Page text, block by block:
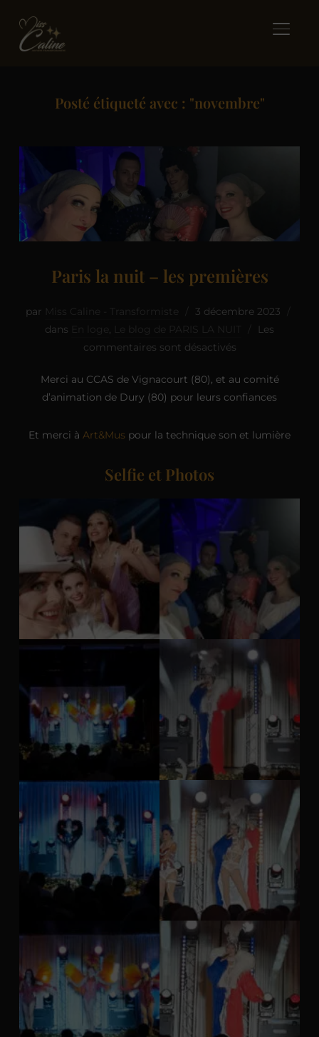
Posté étiqueté avec : "novembre"
Paris la nuit – les premières
par
3 décembre 2023
dans
,
Les
commentaires sont désactivés
Merci au CCAS de Vignacourt (80), et au comité
d’animation de Dury (80) pour leurs confiances
Et merci à Art&Mus pour la technique son et lumière
Selfie et Photos